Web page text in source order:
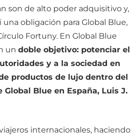
son de alto poder adquisitivo y,
obligación para Global Blue,
Fortuny. En Global Blue
un doble objetivo: potenciar el
y a la sociedad en
productos de lujo dentro del
Blue en España, Luis J.
internacionales, haciendo